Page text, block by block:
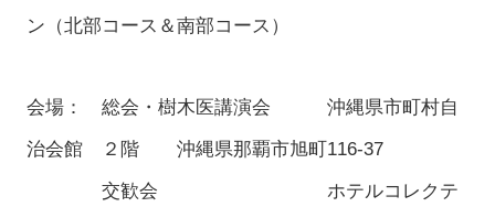
ン（北部コース＆南部コース）
会場： 総会・樹木医講演会 沖縄県市町村自
治会館 ２階 沖縄県那覇市旭町116-37
交歓会 ホテルコレクテ